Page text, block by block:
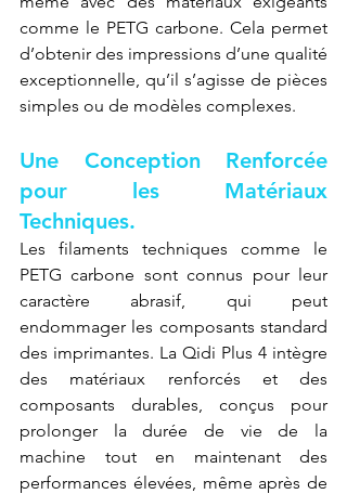
comme le PETG carbone. Cela permet
d’obtenir des impressions d’une qualité
exceptionnelle, qu’il s’agisse de pièces
simples ou de modèles complexes.
Une Conception Renforcée
pour les Matériaux
Techniques.
Les filaments techniques comme le
PETG carbone sont connus pour leur
caractère abrasif, qui peut
endommager les composants standard
des imprimantes. La Qidi Plus 4 intègre
des matériaux renforcés et des
composants durables, conçus pour
prolonger la durée de vie de la
machine tout en maintenant des
performances élevées, même après de